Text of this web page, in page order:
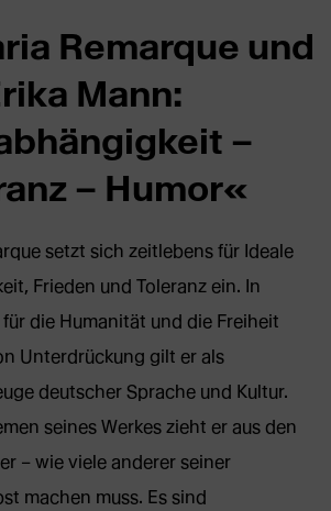
Remarque und
Mann:
–
– Humor«
setzt sich zeitlebens für Ideale
Frieden und Toleranz ein. In
die Humanität und die Freiheit
Unterdrückung gilt er als
deutscher Sprache und Kultur.
seines Werkes zieht er aus den
– wie viele anderer seiner
machen muss. Es sind